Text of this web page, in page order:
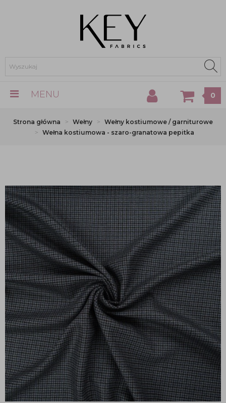
MENU 0
Strona główna Wełny
Wełny kostiumowe / garniturowe
Wełna kostiumowa - szaro-granatowa pepitka